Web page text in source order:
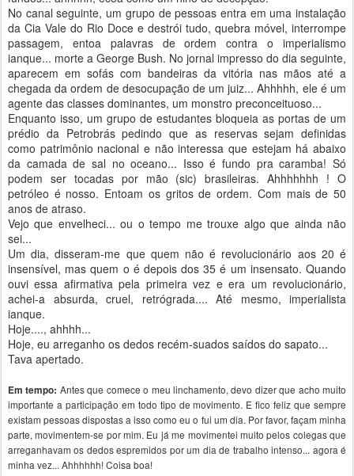
No canal seguinte, um grupo de pessoas entra em uma instalação
da Cia Vale do Rio Doce e destrói tudo, quebra móvel, interrompe
passagem, entoa palavras de ordem contra o imperialismo
ianque... morte a George Bush. No jornal impresso do dia seguinte,
aparecem em sofás com bandeiras da vitória nas mãos até a
chegada da ordem de desocupação de um juiz... Ahhhhh, ele é um
agente das classes dominantes, um monstro preconceituoso...
Enquanto isso, um grupo de estudantes bloqueia as portas de um
prédio da Petrobrás pedindo que as reservas sejam definidas
como patrimônio nacional e não interessa que estejam há abaixo
da camada de sal no oceano... Isso é fundo pra caramba! Só
podem ser tocadas por mão (sic) brasileiras. Ahhhhhhh ! O
petróleo é nosso. Entoam os gritos de ordem. Com mais de 50
anos de atraso.
Vejo que envelheci... ou o tempo me trouxe algo que ainda não
sei...
Um dia, disseram-me que quem não é revolucionário aos 20 é
insensível, mas quem o é depois dos 35 é um insensato. Quando
ouvi essa afirmativa pela primeira vez e era um revolucionário,
achei-a absurda, cruel, retrógrada.... Até mesmo, imperialista
ianque.
Hoje...., ahhhh...
Hoje, eu arreganho os dedos recém-suados saídos do sapato...
Tava apertado.
Em tempo: Antes que comece o meu linchamento, devo dizer que acho muito
importante a participação em todo tipo de movimento. E fico feliz que sempre
existam pessoas dispostas a isso como eu o fui um dia. Por favor, façam minha
parte, movimentem-se por mim. Eu já me movimentei muito pelos colegas que
arreganhavam os dedos espremidos por um dia de trabalho intenso... agora é
minha vez... Ahhhhhh! Coisa boa!